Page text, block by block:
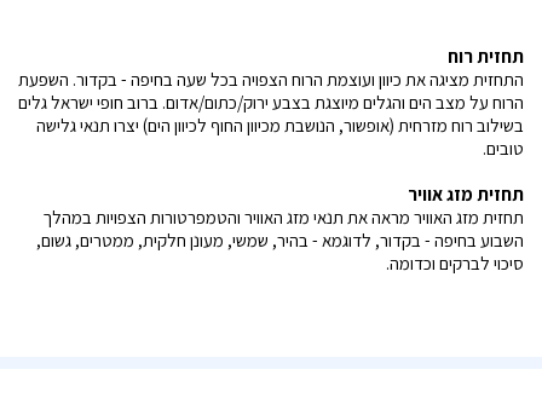
תחזית רוח
התחזית מציגה את כיוון ועוצמת הרוח הצפויה בכל שעה בחיפה - בקדור. השפעת
הרוח על מצב הים והגלים מיוצגת בצבע ירוק/כתום/אדום. ברוב חופי ישראל גלים
בשילוב רוח מזרחית (אופשור, הנושבת מכיוון החוף לכיוון הים) יצרו תנאי גלישה
טובים.
תחזית מזג אוויר
תחזית מזג האוויר מראה את תנאי מזג האוויר והטמפרטורות הצפויות במהלך
השבוע בחיפה - בקדור, לדוגמא - בהיר, שמשי, מעונן חלקית, ממטרים, גשום,
סיכוי לברקים וכדומה.